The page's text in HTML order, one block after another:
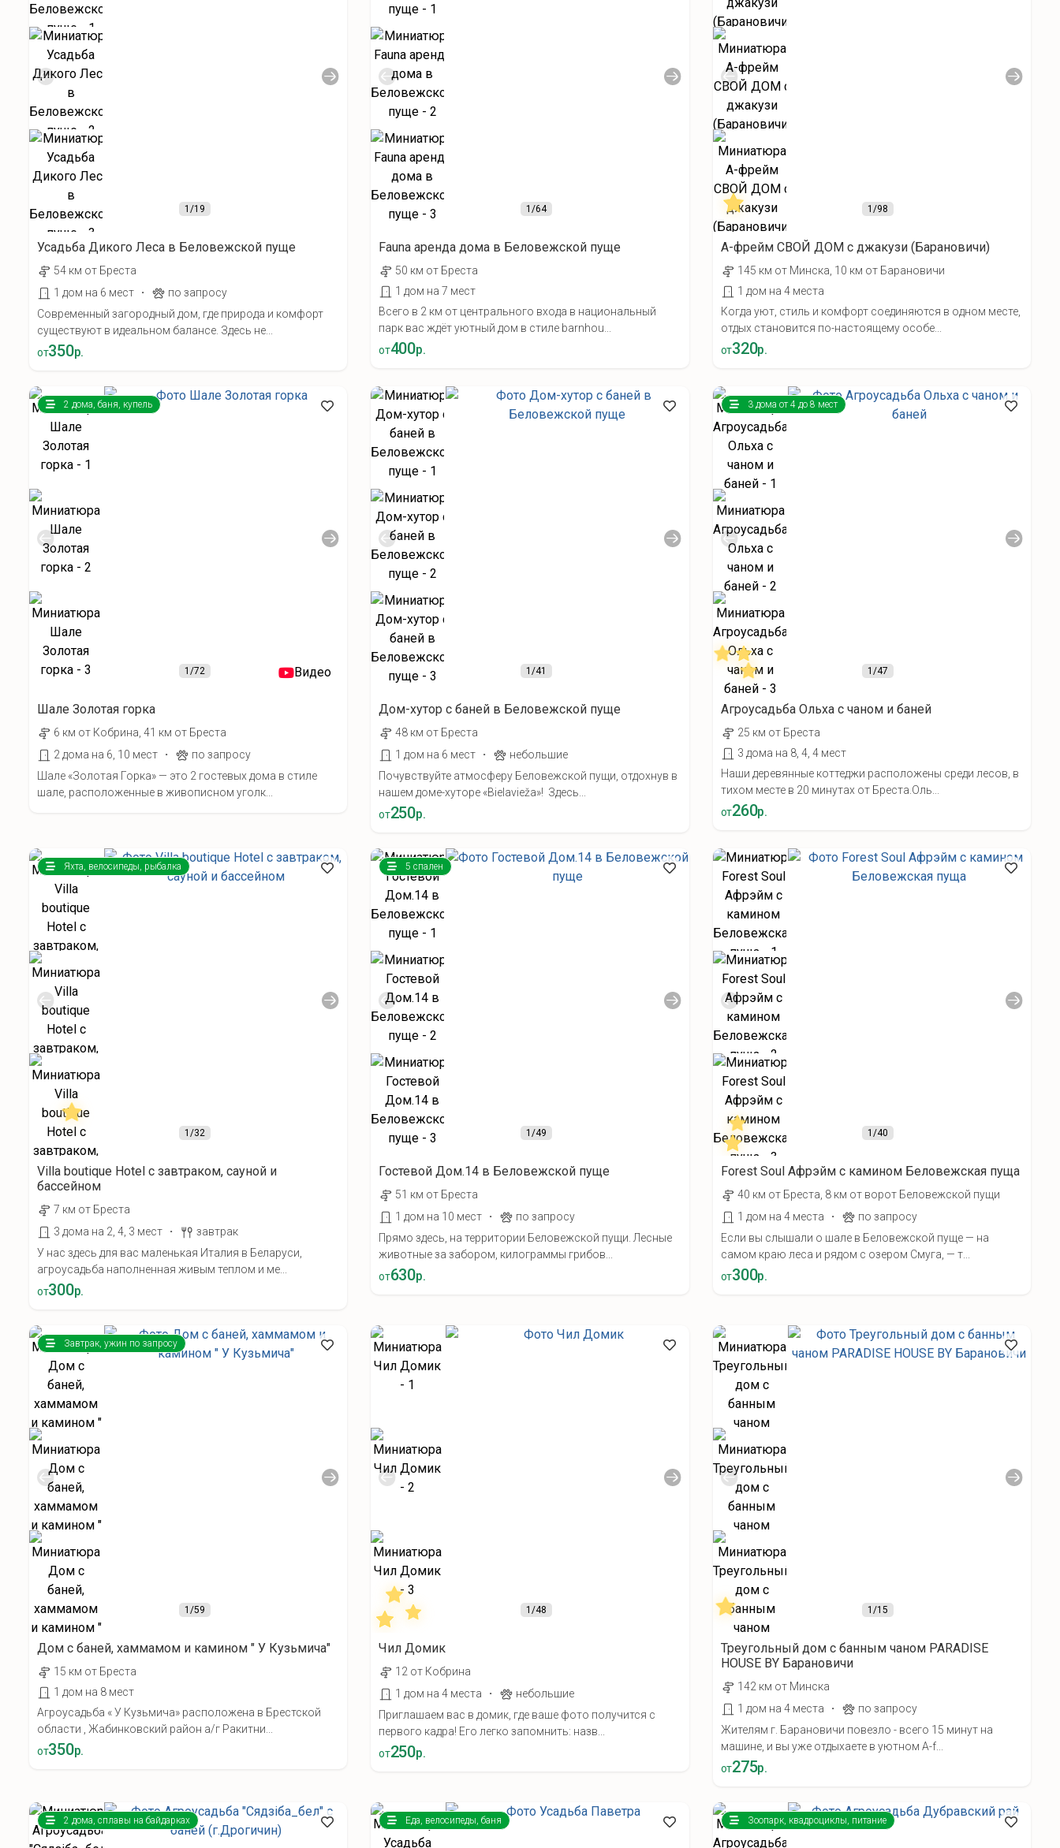
1 /19
Усадьба Дикого Леса в Беловежской пуще
54 км от Бреста
1 дом на 6 мест
·
по запросу
Современный загородный дом, где природа и комфорт
существуют в идеальном балансе. Здесь не...
от350р.
1/64
Fauna аренда дома в Беловежской пуще
50 км от Бреста
1 дом на 7 мест
Всего в 2 км от центрального входа в национальный
парк вас ждёт уютный дом в стиле barnhou...
от400р.
1/98
A-фрейм СВОЙ ДОМ с джакузи (Барановичи)
145 км от Минска, 10 км от Барановичи
1 дом на 4 места
Когда уют, стиль и комфорт соединяются в одном месте,
отдых становится по-настоящему особе...
от320р.
1 /72
2 дома, баня, купель
Видео
Шале Золотая горка
6 км от Кобрина, 41 км от Бреста
2 дома на 6, 10 мест
·
по запросу
Шале «Золотая Горка» — это 2 гостевых дома в стиле
шале, расположенные в живописном уголк...
1/41
Дом-хутор с баней в Беловежской пуще
48 км от Бреста
1 дом на 6 мест
·
небольшие
Почувствуйте атмосферу Беловежской пущи, отдохнув в
нашем доме-хуторе «Bielavieža»! Здесь...
от250р.
1/47
3 дома от 4 до 8 мест
Агроусадьба Ольха с чаном и баней
25 км от Бреста
3 дома на 8, 4, 4 мест
Наши деревянные коттеджи расположены среди лесов, в
тихом месте в 20 минутах от Бреста.Оль...
от260р.
1 /32
Яхта, велосипеды, рыбалка
Villa boutique Hotel с завтраком, сауной и
бассейном
7 км от Бреста
3 дома на 2, 4, 3 мест
·
завтрак
У нас здесь для вас маленькая Италия в Беларуси,
агроусадьба наполненная живым теплом и ме...
от300р.
1/49
5 спален
Гостевой Дом.14 в Беловежской пуще
51 км от Бреста
1 дом на 10 мест
·
по запросу
Прямо здесь, на территории Беловежской пущи. Лесные
животные за забором, килограммы грибов...
от630р.
1/40
Forest Soul Афрэйм с камином Беловежская пуща
40 км от Бреста, 8 км от ворот Беловежской пущи
1 дом на 4 места
·
по запросу
Если вы слышали о шале в Беловежской пуще — на
самом краю леса и рядом с озером Смуга, — т...
от300р.
1 /59
Завтрак, ужин по запросу
Дом с баней, хаммамом и камином " У Кузьмича"
15 км от Бреста
1 дом на 8 мест
Агроусадьба « У Кузьмича» расположена в Брестской
области , Жабинковский район а/г Ракитни...
от350р.
1/48
Чил Домик
12 от Кобрина
1 дом на 4 места
·
небольшие
Приглашаем вас в домик, где ваше фото получится с
первого кадра! Его легко запомнить: назв...
от250р.
1/15
Треугольный дом с банным чаном PARADISE
HOUSE BY Барановичи
142 км от Минска
1 дом на 4 места
·
по запросу
Жителям г. Барановичи повезло - всего 15 минут на
машине, и вы уже отдыхаете в уютном A-f...
от275р.
2 дома, сплавы на байдарках Еда, велосипеды, баня Зоопарк, квадроциклы, питание